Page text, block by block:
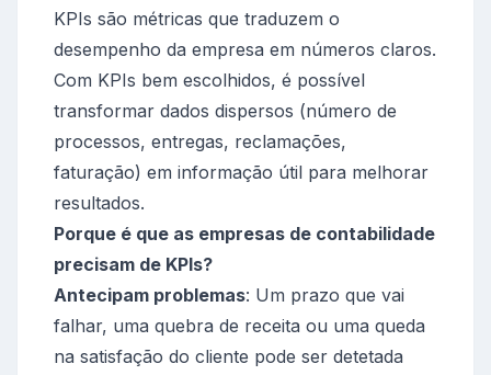
KPIs são métricas que traduzem o
desempenho da empresa em números claros.
Com KPIs bem escolhidos, é possível
transformar dados dispersos (número de
processos, entregas, reclamações,
faturação) em informação útil para melhorar
resultados.
Porque é que as empresas de contabilidade
precisam de KPIs?
Antecipam problemas: Um prazo que vai
falhar, uma quebra de receita ou uma queda
na satisfação do cliente pode ser detetada